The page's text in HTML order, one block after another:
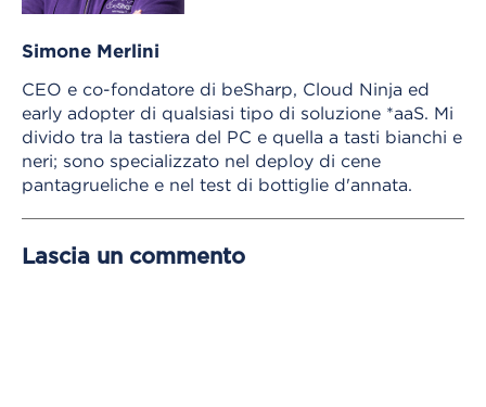
Simone Merlini
CEO e co-fondatore di beSharp, Cloud Ninja ed
early adopter di qualsiasi tipo di soluzione *aaS. Mi
divido tra la tastiera del PC e quella a tasti bianchi e
neri; sono specializzato nel deploy di cene
pantagrueliche e nel test di bottiglie d'annata.
Lascia un commento